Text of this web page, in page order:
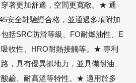
著更加舒適，空間更寬敞。★ 通
安全鞋驗證合格，並通過多項附加
括SRC防滑等級、FO耐燃油性、E
收性、HRO耐熱接觸等。★ 專利
，具有優異抓地力，並具備耐油、
鹼、耐高溫等特性。★ 適用於多